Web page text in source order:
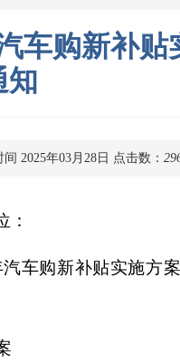
车购新补贴
知
2025年03月28日 点击数：
：
汽车购新补贴实施方案